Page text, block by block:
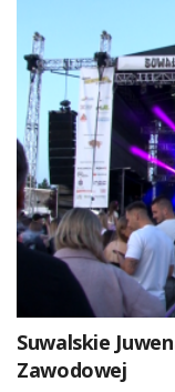
Suwalskie
Zawodowej